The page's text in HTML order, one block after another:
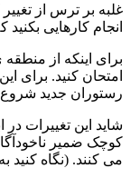
غلبه بر ترس از
انجام کارهایی
برای اینکه از منطقه
امتحان کنید. برای
رستوران جدید شروع
شاید این تغییرات در
کوچک ضمیر
می کنند. (نگاه کنید به